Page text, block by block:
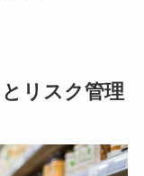
リスク管理